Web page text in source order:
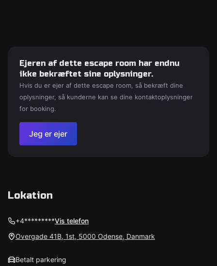
Ejeren af dette escape room har endnu
ikke bekræftet sine oplysninger.
Hvis du er ejer af dette escape room, så bekræft dine
oplysninger, så kunderne kan se dine kontaktoplysninger
for booking.
Jeg er ejer
Lokation
+4*********Vis telefon
Overgade 41B, 1st, 5000 Odense, Danmark
Betalt parkering